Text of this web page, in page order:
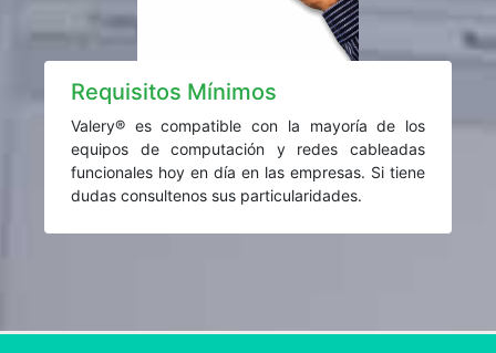
Requisitos Mínimos
Valery® es compatible con la mayoría de los
equipos de computación y redes cableadas
funcionales hoy en día en las empresas. Si tiene
dudas consultenos sus particularidades.